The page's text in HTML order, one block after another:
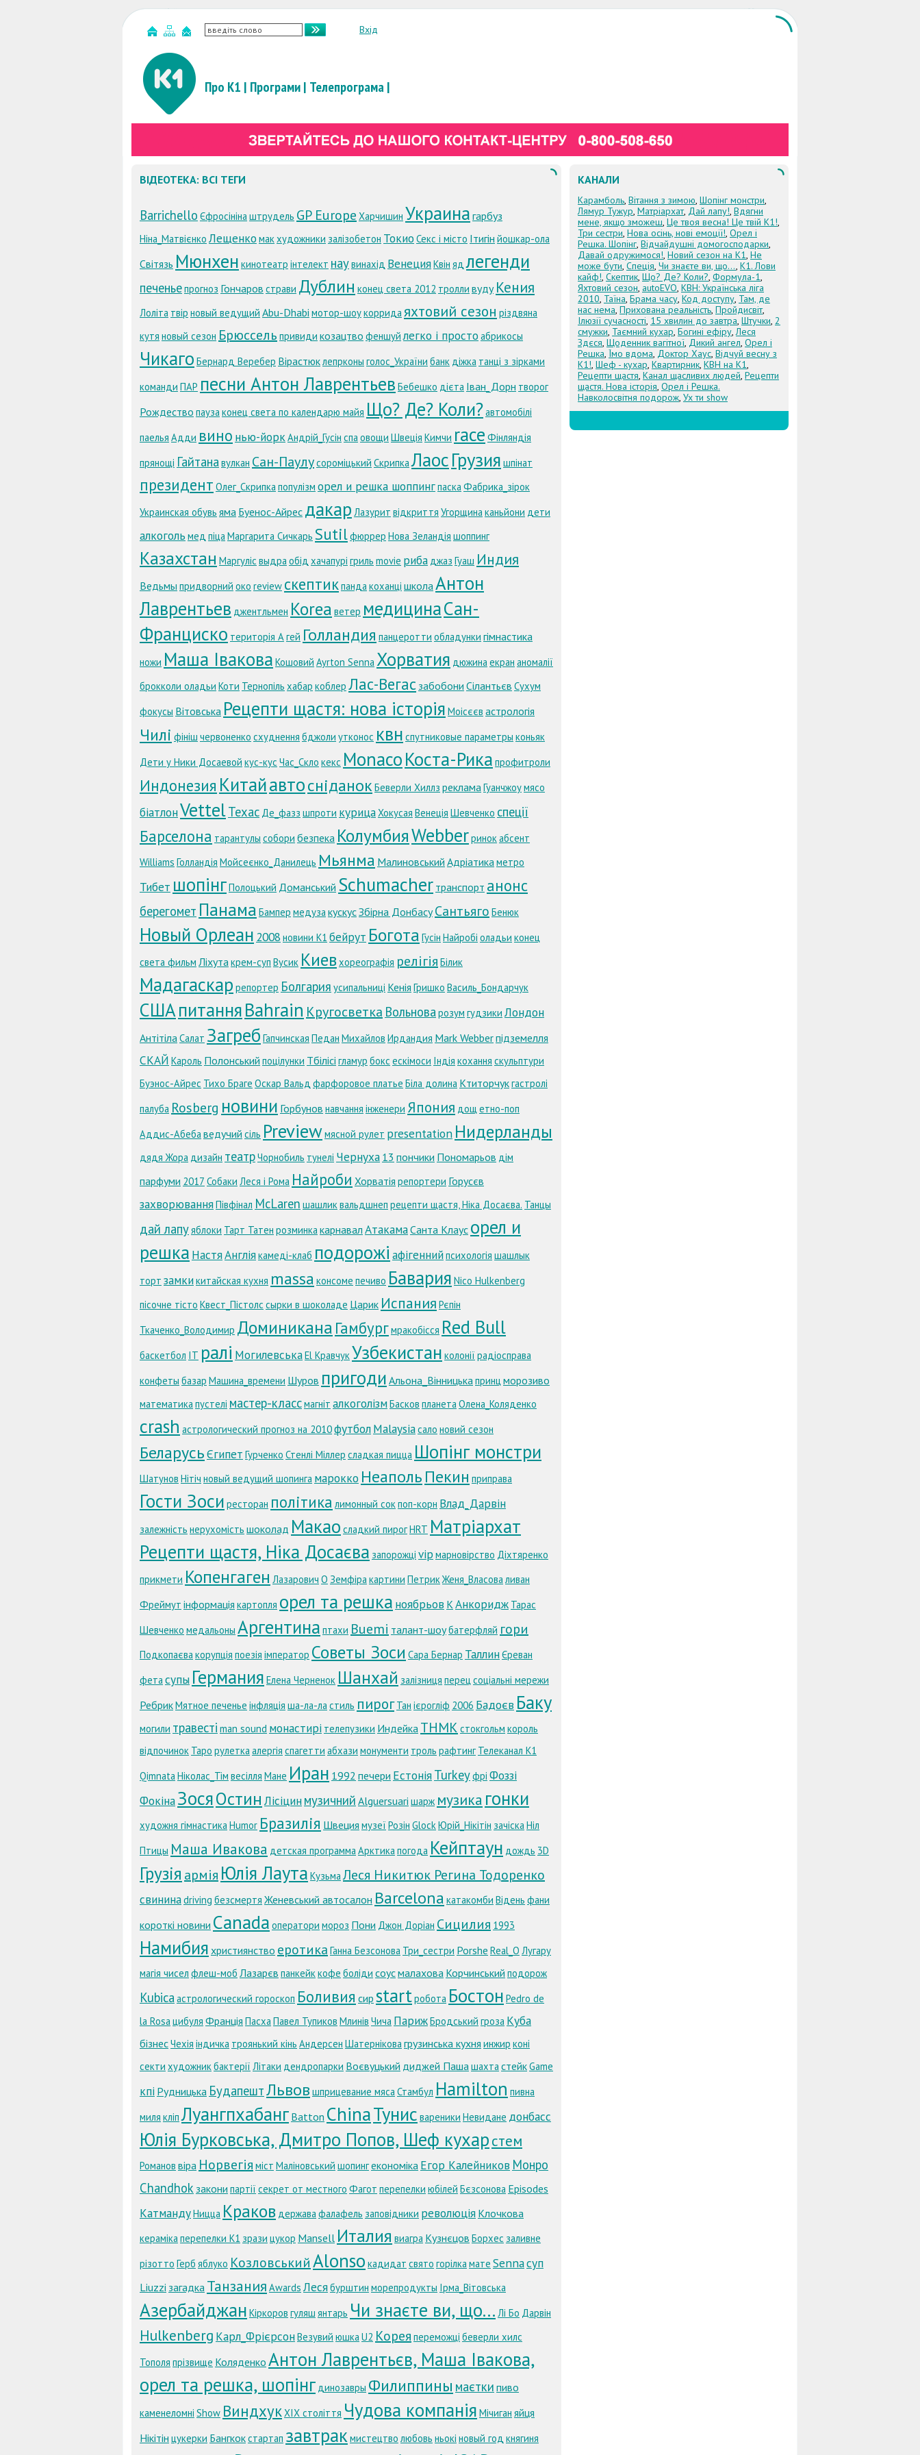
Вхід
Про К1 | Програми| Телепрограма|
ВІДЕОТЕКА: ВСІ ТЕГИ
Barrichello Єфросінінаштрудель GP Europe Харчишин Украина гарбуз
Ніна_Матвієнко Лещенкомакхудожники залізобетон ТокиоСекс і місто Ітигін йошкар-ола
Світязь Мюнхен кинотеатр інтелект наувинахід ВенецияКвін яд легенди
печеньепрогноз Гончаров страви Дублин конец света 2012 тролли вуду Кения
Лоліта твір новый ведущий Abu-Dhabi мотор-шоукорридаяхтовий сезон різдвяна
кутя новый сезон Брюссель привиди козацтво феншуй легко і простоабрикосы
Чикаго Бернард Веребер Вірастюклепрконы голос_України банк діжка танці з зірками
команди ПАР песни Антон Лаврентьев Бебешко дієта Іван_Дорн творог
Рождество паузаконец света по календарю майя Що? Де? Коли?автомобілі
паелья Адди вино нью-йоркАндрій_Гусін спаовощи Швеція Кимчи race Фінляндія
прянощі Гайтанавулкан Сан-Паулусороміцький СкрипкаЛаосГрузия шпінат
президент Олег_Скрипкапопулізм орел и решка шоппингпаскаФабрика_зірок
Украинская обувь яма Буенос-Айрес дакар Лазурит відкриття Угорщинаканьйони дети
алкоголь мед піцаМаргарита Сичкарь Sutilфюррер Нова Зеландія шоппинг
Казахстан Маргуліс выдраобід хачапурі гриль movie риба джаз Гуаш Индия
Ведьмы придворний око review скептикпандакоханці школаАнтон
Лаврентьев джентльмен Korea ветер медицинаСан-
Франциско територія Агей Голландия панцеротти обладунки гімнастика
ножи Маша Івакова Кошовий Ayrton Senna Хорватия дюжинаекран аномалії
брокколи оладьи Коти Тернопіль хабар коблер Лас-Вегас забобони Сілантьєв Сухум
фокусы Вітовська Рецепти щастя: нова історія Моісєєв астрологія
Чилі фініш червоненко схуднення бджоли утконос квн спутниковые параметры коньяк
Дети у Ники Досаевой кус-кус Час_Скло кекс MonacoКоста-Рика профитроли
Индонезия КитайавтосніданокБеверли Хиллз рекламаГуанчжоумясо
біатлонVettelТехас Де_фазз шпроти курицаХокусая Венеція Шевченко спеції
Барселона тарантулы собори безпека КолумбияWebberринокабсент
Williams Голландія Мойсеєнко_Данилець Мьянма Малиновський Адріатикаметро
Тибет шопінгПолоцький Доманський Schumacher транспорт анонс
берегомет Панама Бампер медузакускусЗбірна Донбасу Сантьяго Бенюк
Новый Орлеан 2008 новини К1 бейрут Богота Гусін Найробі оладьи конец
света фильм Ліхутакрем-суп Вусик Киев хореографія релігія Білик
Мадагаскар репортер Болгария усипальниці Кенія Гришко Василь_Бондарчук
СШАпитанняBahrain Кругосветка Вольноварозум гудзики Лондон
АнтітілаСалат Загреб Гапчинская Педан Михайлов Ирдандия Mark Webberпідземелля
СКАЙ Кароль Полонський поцілунки Тбілісі гламур бокс ескімоси Індія кохання скульптури
Буэнос-Айрес Тихо Браге Оскар Вальд фарфоровое платье Біла долина Ктиторчукгастролі
палуба Rosberg новини Горбунов навчання інженери Япония дощетно-поп
Аддис-Абебаведучий сіль Previewмясной рулет presentation Нидерланды
дядя Жора дизайн театрЧорнобиль тунелі Чернуха 13 пончики Пономарьов дім
парфуми 2017 Собаки Леся і Рома Найроби Хорватія репортери Горусєв
захворюванняПівфінал McLaren шашликвальдшнеп рецепти щастя, Ніка Досаєва. Танцы
дай лапуяблоки Тарт Татен розминкакарнавал АтакамаСанта Клаус орел и
решка НастяАнгліякамеді-клаб подорожі афігеннийпсихологія шашлык
торт замкикитайская кухня massa консоме печиво Бавария Nico Hulkenberg
пісочне тісто Квест_Пістолс сырки в шоколаде Царик Испания Рєпін
Ткаченко_Володимир Доминикана Гамбургмракобісся Red Bull
баскетбол IT ралі МогилевськаEl КравчукУзбекистан колонії радіосправа
конфеты базар Машина_времени Шуров пригоди Альона_Вінницькапринцморозиво
математикапустелі мастер-классмагніт алкоголізмБасков планетаОлена_Коляденко
crash астрологический прогноз на 2010футболMalaysiaсало новий сезон
БеларусьЄгипет Гурченко Стенлі Міллер сладкая пицца Шопінг монстри
Шатунов Нітіч новый ведущий шопинга марокко НеапольПекин приправа
Гости Зоси ресторан політика лимонный сокпоп-корн Влад_Дарвін
залежність нерухомість шоколад Макао сладкий пирогHRT Матріархат
Рецепти щастя, Ніка Досаєва запорожці vipмарновірство Діхтяренко
прикмети Копенгаген Лазарович О Земфіракартини ПетрикЖеня_Власоваливан
Фреймут інформація картопля орел та решка ноябрьов КАнкоридж Тарас
Шевченко медальоны Аргентина птахи Buemi талант-шоубатерфляй гори
Подкопаєвакорупція поезія імператор Советы Зоси Сара Бернар ТаллинЄреван
фетасупы Германия Елена Черненок Шанхай залізниця перецсоціальні мережи
РебрикМятное печенье інфляція ша-ла-ластиль пирог Тан ієрогліф 2006 Бадоєв Баку
могили травесті man sound монастирі телепузики Индейка ТНМК стокгольм король
відпочинок Таро рулеткаалергія спагетти абхази монументи троль рафтинг Телеканал К1
QimnataНіколас_Тім весілля Мане Иран 1992 печери ЕстоніяTurkeyфрі Фоззі
ФокінаЗосяОстин Лісіцинмузичний Alguersuari шарж музика гонки
художня гімнастикаHumor Бразилія Швеция музеї Розін GlockЮрій_Нікітін зачіскаНіл
Птицы Маша Ивакова детская программаАрктикапогода Кейптаун дождь 3D
Грузія армія Юлія Лаута КузьмаЛеся Никитюк Регина Тодоренко
свининаdriving безсмертя Женевський автосалон Barcelona катакомби Відень фани
короткі новини Canada оператори мороз Пони Джон Доріан Сицилия 1993
Намибия християнство еротика Ганна Безсонова Три_сестри Porshe Real_O Лугару
магія чисел флеш-моб Лазарєв панкейккофе боліди соусмалахова Корчинський подорож
Kubicaастрологический гороскоп Боливия сир startробота Бостон Pedro de
la Rosaцибуля Франція ПасхаПавел Тупиков Млинів Чича ПарижБродський гроза Куба
бізнесЧехія індичка троянький кінь Андерсен Шатерніковагрузинська кухня инжир коні
секти художникбактерії Літаки дендропарки Воєвуцький диджей ПашашахтастейкGame
кпі Рудницька БудапештЛьвов шприцевание мясаСтамбул Hamilton пивна
миля кліп Луангпхабанг Batton ChinaТунис вареники Невидане донбасс
Юлія Бурковська, Дмитро Попов, Шеф кухарстем
Романов віра Норвегія міст Маліновський шопингекономіка Егор Калейников Монро
Chandhok закони партії секрет от местного Фагот перепелки юбілей Бєзсонова Episodes
КатмандуНицца Краков державафалафель заповідники революція Клочкова
керамікаперепелки К1 зрази цукор Mansell Италия виагра Кузнєцов Борхес заливне
різотто Герб яблуко КозловськийAlonso кадидат свято горілкамате Sennaсуп
Liuzzi загадка Танзания Awards Лесябурштин морепродукты Ірма_Вітовська
Азербайджан Кіркоров гуляш янтарь Чи знаєте ви, що... Лі Бо Дарвін
Hulkenberg Карл_ФрієрсонВезувий юшкаU2 Корея переможці беверли хилс
Тополя прізвище Коляденко Антон Лаврентьєв, Маша Івакова,
орел та решка, шопінг динозавры Филиппины маєтки пиво
каменеломні Show ВиндхукХІХ століття Чудова компанія Мічиган яйця
Нікітін цукерки Бангкокстартап завтракмистецтво любовь ньокі новый год княгиня
КАНАЛИ
Карамболь, Вітання з зимою, Шопінг монстри,
Лямур Тужур, Матріархат, Дай лапу!, Вдягни
мене, якщо зможеш, Це твоя весна! Це твій К1!,
Три сестри, Нова осінь, нові емоції!, Орел і
Решка. Шопінг, Відчайдушні домогосподарки,
Давай одружимося!, Новий сезон на К1, Не
може бути, Спеція, Чи знаєте ви, що..., К1. Лови
кайф!, Скептик, Що? Де? Коли?, Формула-1,
Яхтовий сезон, autoEVO, КВН: Українська ліга
2010, Таїна, Брама часу, Код доступу, Там, де
нас нема, Прихована реальність, Пройдисвіт,
Ілюзії сучасності, 15 хвилин до завтра, Штучки, 2
смужки, Таємний кухар, Богині ефіру,Леся
Здєся, Щоденник вагітної, Дикий ангел, Орел і
Решка, Їмо вдома, Доктор Хаус, Відчуй весну з
К1!, Шеф - кухар, Квартирник, КВН на К1,
Рецепти щастя, Канал щасливих людей, Рецепти
щастя. Нова історія, Орел і Решка.
Навколосвітня подорож, Ух ти show